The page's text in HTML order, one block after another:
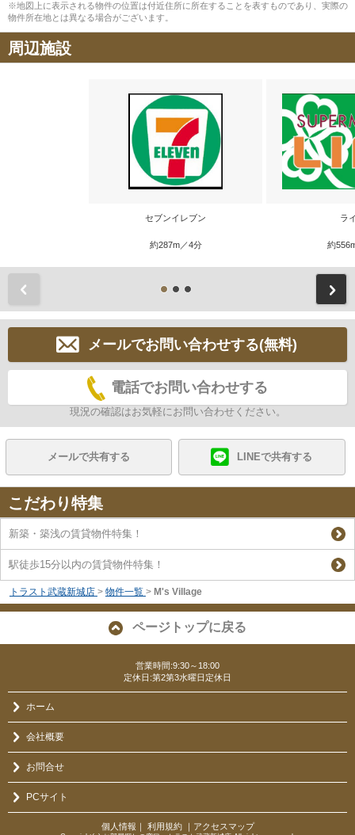
※地図上に表示される物件の位置は付近住所に所在することを表すものであり、実際の
物件所在地とは異なる場合がございます。
周辺施設
セブンイレブン
約287m／4分
ラ
約
メールでお問い合わせする(無料)
電話でお問い合わせする
現況の確認はお気軽にお問い合わせください。
メールで共有する LINEで共有する
こだわり特集
新築・築浅の賃貸物件特集！
駅徒歩15分以内の賃貸物件特集！
トラスト武蔵新城店 > 物件一覧 > M's Village
ページトップに戻る
営業時間:9:30～18:00
定休日:第2第3水曜日定休日
ホーム
会社概要
お問合せ
PCサイト
個人情報 利用規約｜ アクセスマップ